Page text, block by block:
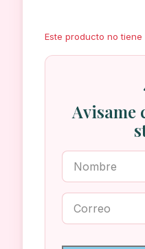
Este producto no tiene
Avisame